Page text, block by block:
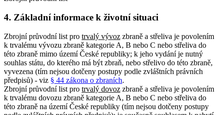
4. Základní informace k životní situaci
Zbrojní průvodní list pro trvalý vývoz zbraně a střeliva je povolením
k trvalému vývozu zbraně kategorie A, B nebo C nebo střeliva do
této zbraně mimo území České republiky; k jeho vydání je nutný
souhlas státu, do kterého má být zbraň, nebo střelivo do této zbraně,
vyvezena (tím nejsou dotčeny postupy podle zvláštních právních
předpisů) - viz § 44 zákona o zbraních.
Zbrojní průvodní list pro trvalý dovoz zbraně a střeliva je povolením
k trvalému dovozu zbraně kategorie A, B nebo C nebo střeliva do
této zbraně na území České republiky (tím nejsou dotčeny postupy